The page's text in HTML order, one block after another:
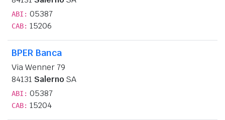
ABI: 05387
CAB: 15206
BPER Banca
Via Wenner 79
84131 Salerno SA
ABI: 05387
CAB: 15204